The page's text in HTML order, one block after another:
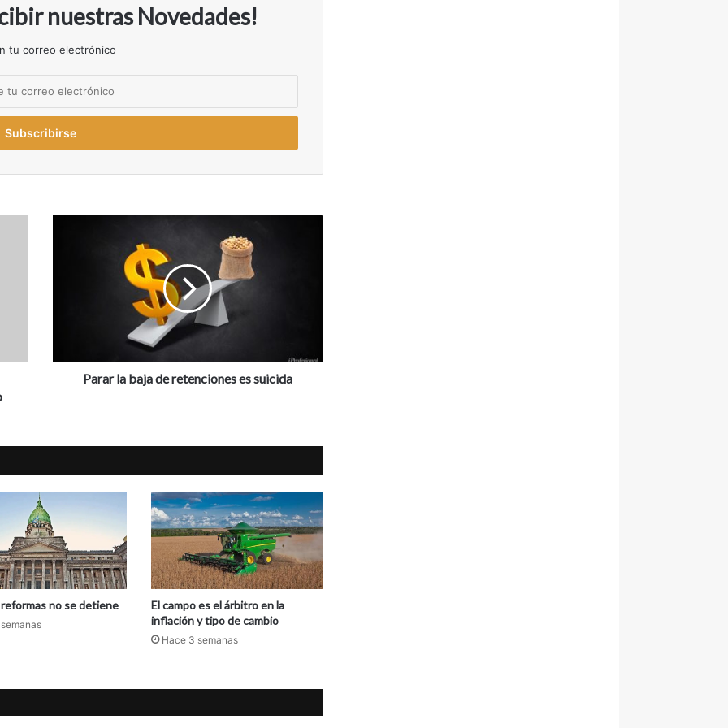
nuestras Novedades!
tu correo electrónico
a
r
t
c
i
o
n
c
Parar la baja de retenciones es suicida
reformas no se detiene
El campo es el árbitro en la
inflación y tipo de cambio
Hace 3 semanas